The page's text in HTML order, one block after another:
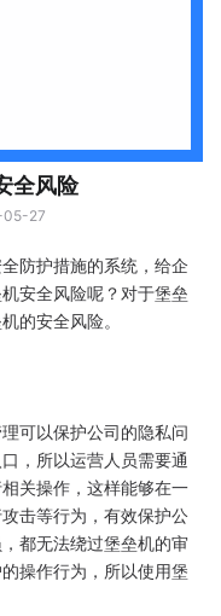
全风险
05-27
防护措施的系统，给企
安全风险呢？对于堡垒
的安全风险。
可以保护公司的隐私问
，所以运营人员需要通
关操作，这样能够在一
击等行为，有效保护公
都无法绕过堡垒机的审
操作行为，所以使用堡